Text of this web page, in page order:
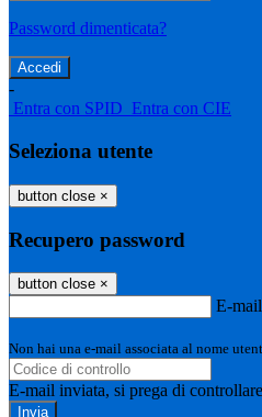
Password dimenticata?
-
Entra con SPID Entra con CIE
Seleziona utente
button close ×
Recupero password
button close ×
E-mail
Non hai una e-mail associata al nome
E-mail inviata, si prega di